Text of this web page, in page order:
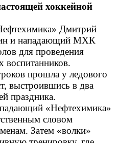
хоккейной
Дмитрий
и нападающий МХК
для проведения
воспитанников.
прошла у ледового
выстроившись в два
праздника.
«Нефтехимика»
словом
Затем «волки»